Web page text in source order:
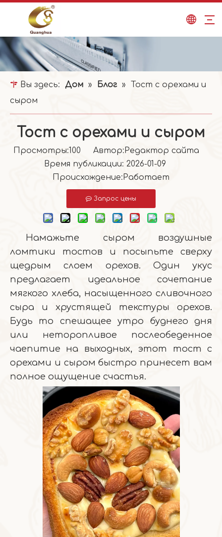
Вы здесь: Дом » Блог »
Тост с орехами и
сыром
Тост с орехами и сыром
Просмотры:100 Автор:Pедактор сайта
Время публикации: 2026-01-09
Происхождение:Работает
Запрос цены
Намажьте сыром воздушные
ломтики тостов и посыпьте сверху
щедрым слоем орехов. Один укус
предлагает идеальное сочетание
мягкого хлеба, насыщенного сливочного
сыра и хрустящей текстуры орехов.
Будь то спешащее утро буднего дня
или неторопливое послеобеденное
чаепитие на выходных, этот тост с
орехами и сыром быстро принесет вам
полное ощущение счастья.